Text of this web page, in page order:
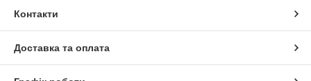
Контакти
Доставка та оплата